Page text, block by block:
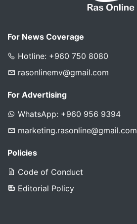
For News Coverage
Hotline: +960 750 8080
rasonlinemv@gmail.com
For Advertising
WhatsApp: +960 956 9394
marketing.rasonline@gmail.com
Policies
Code of Conduct
Editorial Policy